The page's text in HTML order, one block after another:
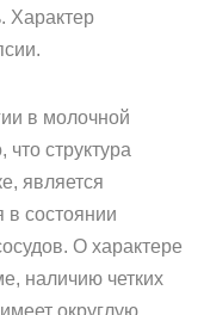
Характер
в молочной
структура
является
состоянии
О характере
наличию четких
округлую